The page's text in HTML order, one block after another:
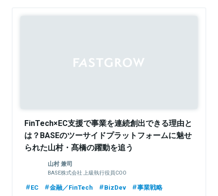
FinTech×EC支援で事業を連続創出できる理由と
は？BASEのツーサイドプラットフォームに魅せ
られた山村・髙橋の躍動を追う
山村 兼司
BASE株式会社 上級執行役員COO
EC 金融／FinTech BizDev 事業戦略